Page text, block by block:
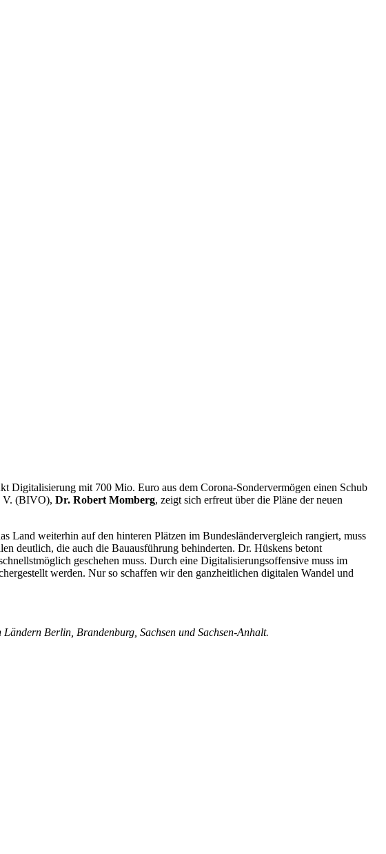
mit 700 Mio. Euro aus dem Corona-Sondervermögen einen Schub
V. (BIVO), Dr. Robert Momberg, zeigt sich erfreut über die Pläne der neuen
Land weiterhin auf den hinteren Plätzen im Bundesländervergleich rangiert, muss
deutlich, die auch die Bauausführung behinderten. Dr. Hüskens betont
geschehen muss. Durch eine Digitalisierungsoffensive muss im
werden. Nur so schaffen wir den ganzheitlichen digitalen Wandel und
Berlin, Brandenburg, Sachsen und Sachsen-Anhalt.